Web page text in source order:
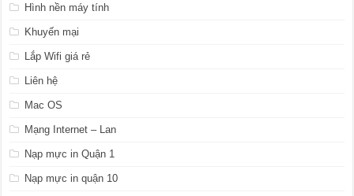
Hình nền máy tính
Khuyến mại
Lắp Wifi giá rẻ
Liên hệ
Mac OS
Mạng Internet – Lan
Nạp mực in Quận 1
Nạp mực in quận 10